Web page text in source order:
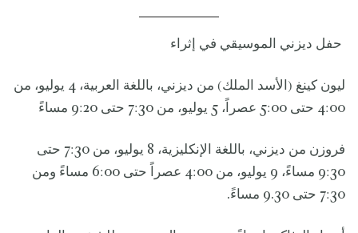
حفل ديزني الموسيقي في إثراء
ليون كينغ (الأسد الملك) من ديزني، باللغة العربية، 4 يوليو، من
4:00 حتى 5:00 عصراً، 5 يوليو، من 7:30 حتى 9:20 مساءً
فروزن من ديزني، باللغة الإنكليزية، 8 يوليو، من 7:30 حتى
9:30 مساءً، 9 يوليو، من 4:00 عصراً حتى 6:00 مساءً ومن
7:30 حتى 9.30 مساءً.